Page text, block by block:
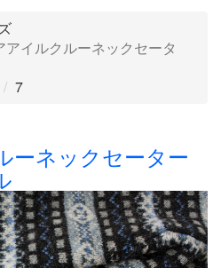
イルクルーネックセータ
7
ーネックセーター